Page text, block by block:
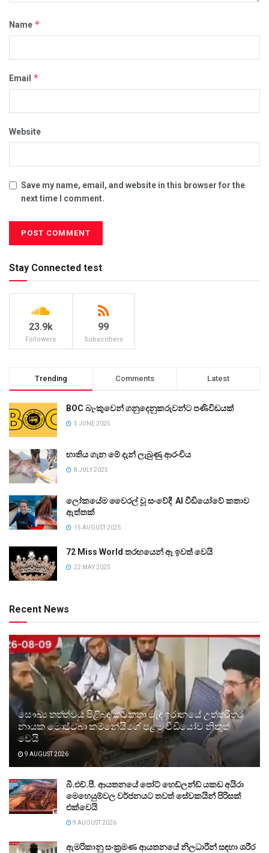
Name *
Email *
Website
Save my name, email, and website in this browser for the
next time I comment.
Stay Connected test
23.9k
Followers
99
Subscribers
Trending Comments Latest
BOC බැංකුවෙන් ගනුදෙනුකරුවන්ට පණිවිඩයක්
5 JUNE 2025
භාතිය ගැන මේ දැන් ලැබුණු ආරංචිය
8 JULY 2025
ලෝකයේම වෛරල් වූ සංවේදී AI වීඩියෝවේ කතාව
ඇත්තක්
15 AUGUST 2025
72 Miss World තරඟයෙන් ඈ ඉවත් වෙයි
22 MAY 2025
Recent News
සෞඛ්‍ය තත්ත්වය පිළිබඳ කටකතා මැද ඉරානයේ උත්තරීතර
නායක මොජ්ටබා කම්නේයිගේ පළමු වීඩියෝව නිකුත්
වෙයි
9 AUGUST 2026
බී.එච්.පී. ආයතනයේ පෝට් හෙඩ්ලන්ඩ් යකඩ අයිරා
මෙහෙයුම්වල වර්ජනයට තවත් සේවකයින් පිරිසක්
එක්වෙයි
9 AUGUST 2026
ඇමරිකානු සංක්‍රමණ ආයතනයේ නිලධාරීන් සඳහා ශරීර